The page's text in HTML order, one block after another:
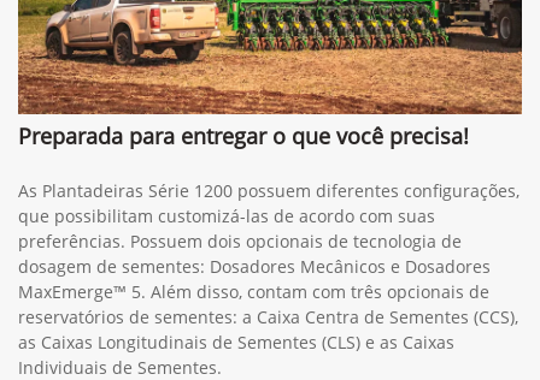
Preparada para entregar o que você precisa!
As Plantadeiras Série 1200 possuem diferentes configurações,
que possibilitam customizá-las de acordo com suas
preferências. Possuem dois opcionais de tecnologia de
dosagem de sementes: Dosadores Mecânicos e Dosadores
MaxEmerge™ 5. Além disso, contam com três opcionais de
reservatórios de sementes: a Caixa Centra de Sementes (CCS),
as Caixas Longitudinais de Sementes (CLS) e as Caixas
Individuais de Sementes.